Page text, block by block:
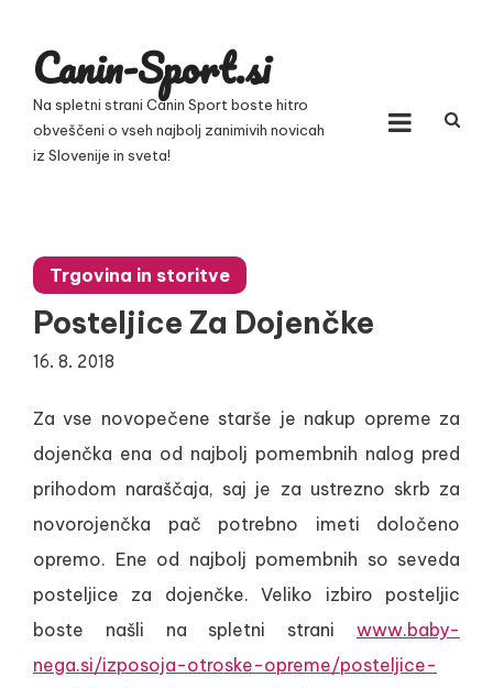
contentCanin-Sport.si
Na spletni strani Canin Sport boste hitro
obveščeni o vseh najbolj zanimivih novicah
iz Slovenije in sveta!
Trgovina in storitve
Posteljice Za Dojenčke
16. 8. 2018
Za vse novopečene starše je nakup opreme za
dojenčka ena od najbolj pomembnih nalog pred
prihodom naraščaja, saj je za ustrezno skrb za
novorojenčka pač potrebno imeti določeno
opremo. Ene od najbolj pomembnih so seveda
posteljice za dojenčke. Veliko izbiro posteljic
boste našli na spletni strani www.baby-
nega.si/izposoja-otroske-opreme/posteljice-